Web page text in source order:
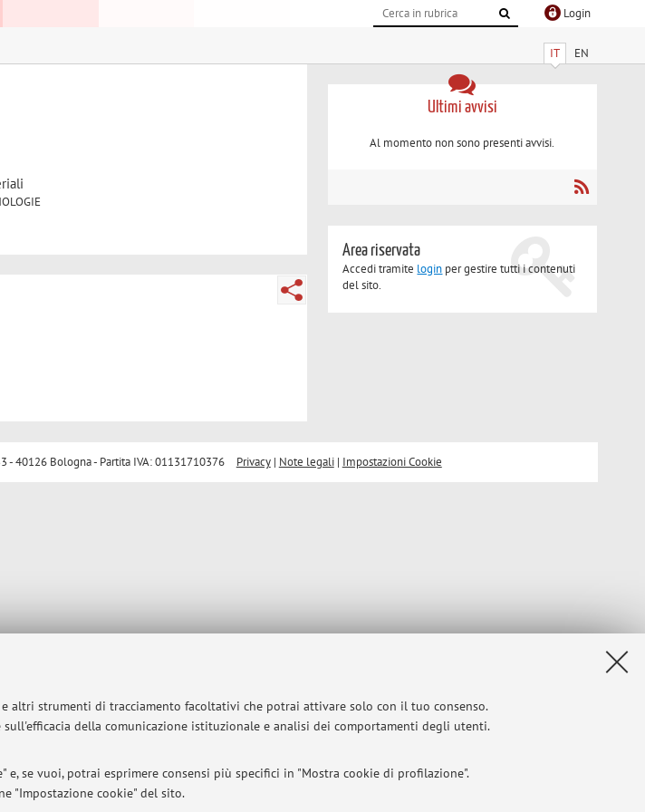
altri strumenti di tracciamento facoltativi che potrai attivare solo con il tuo consenso.
della comunicazione istituzionale e analisi dei comportamenti degli utenti.
se vuoi, potrai esprimere consensi più specifici in "Mostra cookie di profilazione".
"Impostazione cookie" del sito.
Login
IT EN
Ultimi avvisi
Al momento non sono presenti avvisi.
Area riservata
Accedi tramite login per gestire tutti i contenuti
del sito.
- 40126 Bologna - Partita IVA: 01131710376 Privacy| Note legali| Impostazioni Cookie